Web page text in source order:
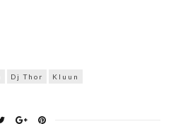
Dj Thor Kluun